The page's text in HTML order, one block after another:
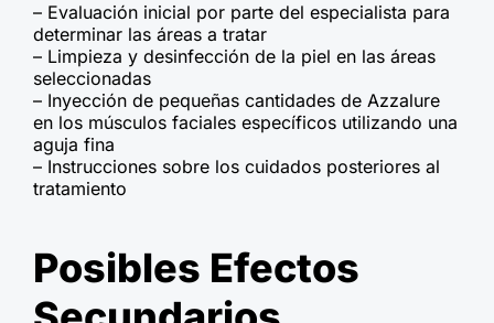
– Evaluación inicial por parte del especialista para
determinar las áreas a tratar
– Limpieza y desinfección de la piel en las áreas
seleccionadas
– Inyección de pequeñas cantidades de Azzalure
en los músculos faciales específicos utilizando una
aguja fina
– Instrucciones sobre los cuidados posteriores al
tratamiento
Posibles Efectos